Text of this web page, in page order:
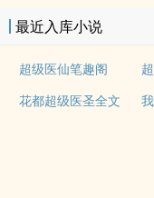
最近入库小说
超级医仙笔趣阁
花都超级医圣全文